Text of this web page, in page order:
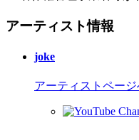
アーティスト情報
joke
アーティストページ